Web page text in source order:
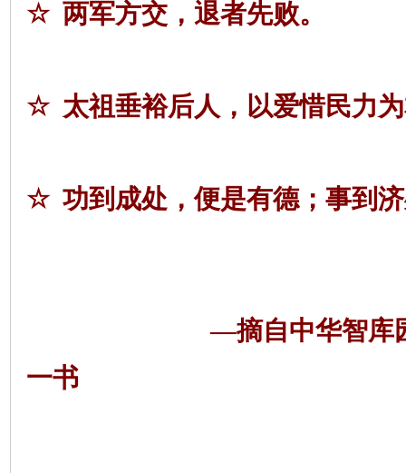
☆ 两军方交，退者先败。
☆ 太祖垂裕后人，以爱惜民力
☆ 功到成处，便是有德；事到
—摘自中华智库
一书